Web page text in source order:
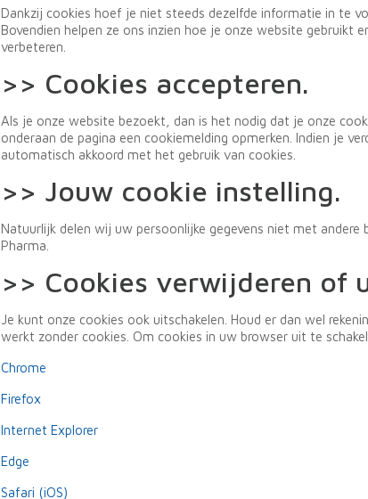
Dankzij cookies hoef je niet steeds dezelfde informatie in te
Bovendien helpen ze ons inzien hoe je onze website gebruikt
verbeteren.
>> Cookies accepteren.
Als je onze website bezoekt, dan is het nodig dat je onze
onderaan de pagina een cookiemelding opmerken. Indien je
automatisch akkoord met het gebruik van cookies.
>> Jouw cookie instelling.
Natuurlijk delen wij uw persoonlijke gegevens niet met
Pharma.
>> Cookies verwijderen of
Je kunt onze cookies ook uitschakelen. Houd er dan wel
werkt zonder cookies. Om cookies in uw browser uit te
Chrome
Firefox
Internet Explorer
Edge
Safari (iOS)